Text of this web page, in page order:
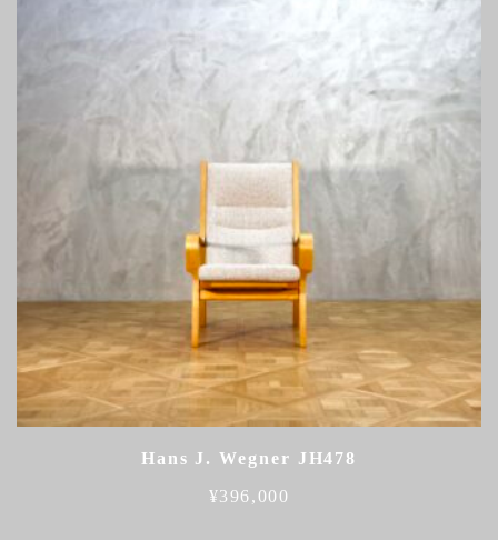
Hans J. Wegner JH478
¥396,000